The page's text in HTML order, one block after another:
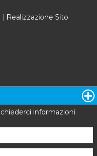
| Realizzazione Sito
informazioni